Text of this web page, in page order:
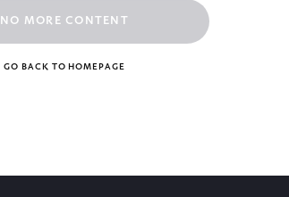
NO MORE CONTENT
GO BACK TO HOMEPAGE